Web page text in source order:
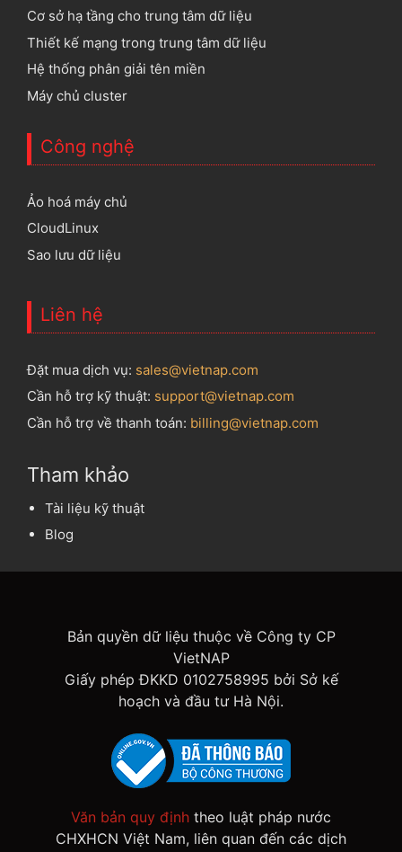
Cơ sở hạ tầng cho trung tâm dữ liệu
Thiết kế mạng trong trung tâm dữ liệu
Hệ thống phân giải tên miền
Máy chủ cluster
Công nghệ
Ảo hoá máy chủ
CloudLinux
Sao lưu dữ liệu
Liên hệ
Đặt mua dịch vụ: sales@vietnap.com
Cần hỗ trợ kỹ thuật: support@vietnap.com
Cần hỗ trợ về thanh toán: billing@vietnap.com
Tham khảo
Tài liệu kỹ thuật
Blog
Bản quyền dữ liệu thuộc về Công ty CP
VietNAP
Giấy phép ĐKKD 0102758995 bởi Sở kế
hoạch và đầu tư Hà Nội.
Văn bản quy định theo luật pháp nước
CHXHCN Việt Nam, liên quan đến các dịch